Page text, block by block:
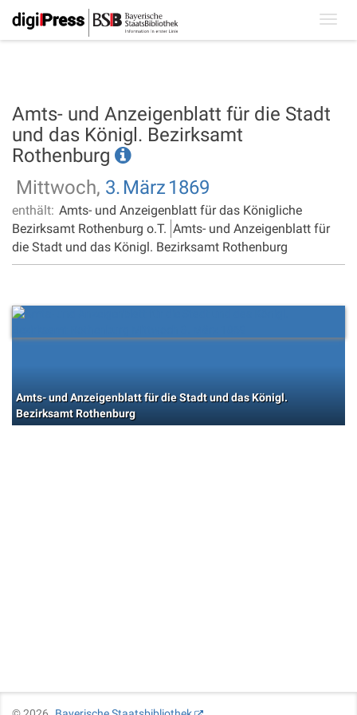
Amts- und Anzeigenblatt für die Stadt
und das Königl. Bezirksamt
Rothenburg
Mittwoch, 3. März 1869
enthält: Amts- und Anzeigenblatt für das Königliche
Bezirksamt Rothenburg o.T. Amts- und Anzeigenblatt für
die Stadt und das Königl. Bezirksamt Rothenburg
Amts- und Anzeigenblatt für die Stadt und das Königl.
Bezirksamt Rothenburg